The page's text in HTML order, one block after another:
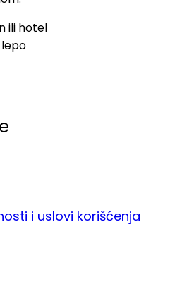
ili hotel
i uslovi korišćenja